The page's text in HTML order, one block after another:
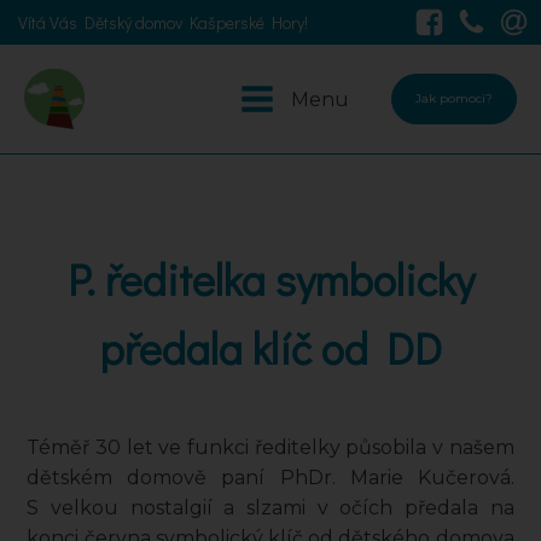
Vítá Vás Dětský domov Kašperské Hory!
Menu Jak pomoci?
P. ředitelka symbolicky
předala klíč od DD
Téměř 30 let ve funkci ředitelky působila v našem
dětském domově paní PhDr. Marie Kučerová.
S velkou nostalgií a slzami v očích předala na